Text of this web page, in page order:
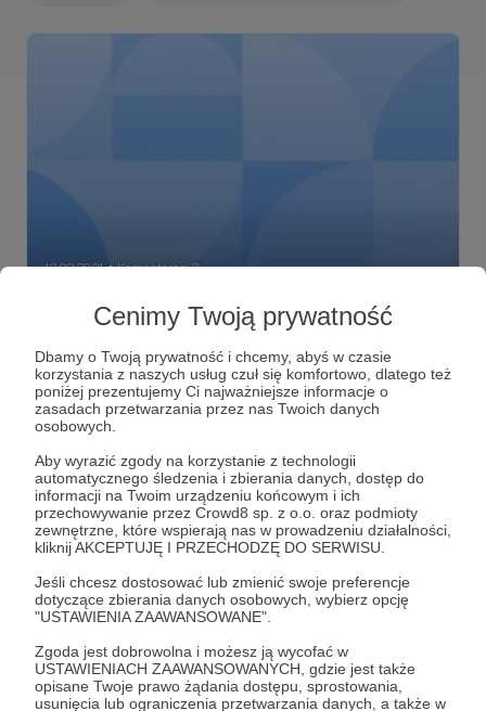
Cenimy Twoją prywatność
Dbamy o Twoją prywatność i chcemy, abyś w czasie
korzystania z naszych usług czuł się komfortowo, dlatego też
poniżej prezentujemy Ci najważniejsze informacje o
zasadach przetwarzania przez nas Twoich danych
osobowych.
Aby wyrazić zgody na korzystanie z technologii
automatycznego śledzenia i zbierania danych, dostęp do
informacji na Twoim urządzeniu końcowym i ich
przechowywanie przez Crowd8 sp. z o.o. oraz podmioty
zewnętrzne, które wspierają nas w prowadzeniu działalności,
kliknij AKCEPTUJĘ I PRZECHODZĘ DO SERWISU.
Jeśli chcesz dostosować lub zmienić swoje preferencje
dotyczące zbierania danych osobowych, wybierz opcję
"USTAWIENIA ZAAWANSOWANE".
Zgoda jest dobrowolna i możesz ją wycofać w
USTAWIENIACH ZAAWANSOWANYCH, gdzie jest także
opisane Twoje prawo żądania dostępu, sprostowania,
usunięcia lub ograniczenia przetwarzania danych, a także w
10.03.2021 ● Komentarze: 2
Plany na 2021
zrealizowali? 4 miejsca do wyboru na maj...
podróże wakacje blogi +5
Dołącz do grona Patronów!